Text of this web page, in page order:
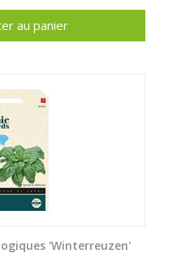
au panier
'Winterreuzen'